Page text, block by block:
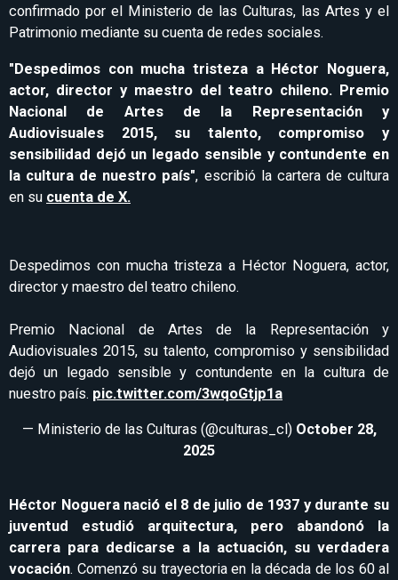
confirmado por el Ministerio de las Culturas, las Artes y el
Patrimonio mediante su cuenta de redes sociales.
"Despedimos con mucha tristeza a Héctor Noguera,
actor, director y maestro del teatro chileno. Premio
Nacional de Artes de la Representación y
Audiovisuales 2015, su talento, compromiso y
sensibilidad dejó un legado sensible y contundente en
la cultura de nuestro país", escribió la cartera de cultura
en su cuenta de X.
Despedimos con mucha tristeza a Héctor Noguera, actor,
director y maestro del teatro chileno.
Premio Nacional de Artes de la Representación y
Audiovisuales 2015, su talento, compromiso y sensibilidad
dejó un legado sensible y contundente en la cultura de
nuestro país. pic.twitter.com/3wqoGtjp1a
— Ministerio de las Culturas (@culturas_cl) October 28,
2025
Héctor Noguera nació el 8 de julio de 1937 y durante su
juventud estudió arquitectura, pero abandonó la
carrera para dedicarse a la actuación, su verdadera
vocación. Comenzó su trayectoria en la década de los 60 al